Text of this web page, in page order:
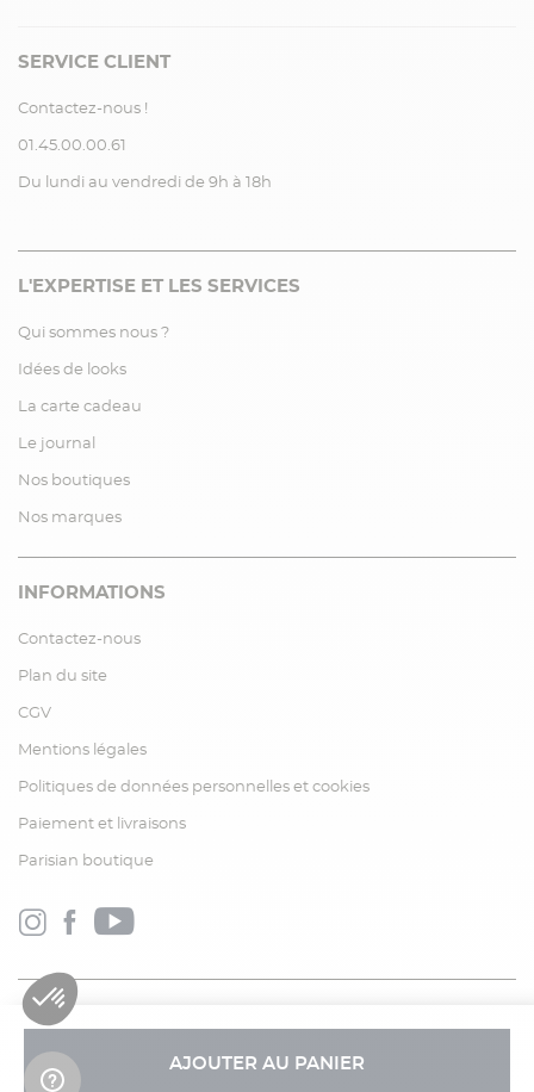
AJOUTER AU PANIER
SERVICE CLIENT
Contactez-nous !
01.45.00.00.61
Du lundi au vendredi de 9h à 18h
L'EXPERTISE ET LES SERVICES
Qui sommes nous ?
Idées de looks
La carte cadeau
Le journal
Nos boutiques
Nos marques
INFORMATIONS
Contactez-nous
Plan du site
CGV
Mentions légales
Politiques de données personnelles et cookies
Paiement et livraisons
Parisian boutique